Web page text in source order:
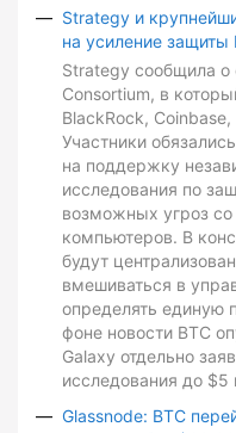
Strategy и
на усиление защиты
Strategy сообщила о
Consortium, в
BlackRock,
Участники
на поддержку
исследования по
возможных угроз
компьютеров. В
будут
вмешиваться в
определять единую
фоне новости BTC
Galaxy отдельно
исследования до $5
Glassnode: BTC